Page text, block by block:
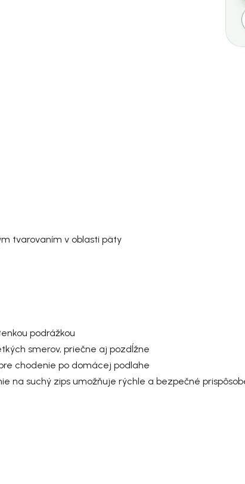
tvarovaním v oblasti päty
podrážkou
smerov, priečne aj pozdĺžne
chodenie po domácej podlahe
na suchý zips umožňuje rýchle a bezpečné